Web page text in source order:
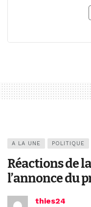
A LA UNE POLITIQUE
Réactions de
l’annonce du
thies24